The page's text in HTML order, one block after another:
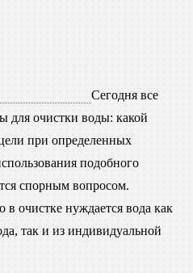
Сегодня все
для очистки воды: какой
при определенных
подобного
спорным вопросом.
в очистке нуждается вода как
так и из индивидуальной